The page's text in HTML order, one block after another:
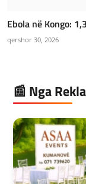
Ebola në Kongo:
qershor 30, 2026
📰 Nga